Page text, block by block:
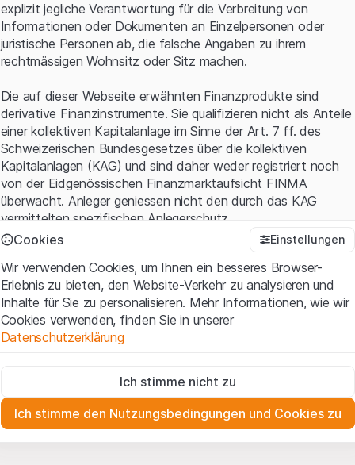
explizit jegliche Verantwortung für die Verbreitung von
Informationen oder Dokumenten an Einzelpersonen oder
juristische Personen ab, die falsche Angaben zu ihrem
rechtmässigen Wohnsitz oder Sitz machen.
Die auf dieser Webseite erwähnten Finanzprodukte sind
derivative Finanzinstrumente. Sie qualifizieren nicht als Anteile
einer kollektiven Kapitalanlage im Sinne der Art. 7 ff. des
Schweizerischen Bundesgesetzes über die kollektiven
Kapitalanlagen (KAG) und sind daher weder registriert noch
von der Eidgenössischen Finanzmarktaufsicht FINMA
überwacht. Anleger geniessen nicht den durch das KAG
vermittelten spezifischen Anlegerschutz.
Mit dem Zugriff auf diese Website der Leonteq Securities AG
(die "Website") erklären Sie, dass Sie die rechtlichen
Informationen und die wichtigen Hinweise und
Nutzungsbedingungenverstanden haben und akzeptieren.
Wenn Sie mit den Nutzungsbedingungen nicht einverstanden
Sämtliche Immaterialgüterrechte (wie z.B. Urheber¬, Design¬
und Markenrechte) an dem auf der Website enthaltenen
Material liegen bei Leonteq Securities AG oder Plattform-
Cookies Einstellungen
Wir verwenden Cookies, um Ihnen ein besseres Browser-
Erlebnis zu bieten, den Website-Verkehr zu analysieren und
Inhalte für Sie zu personalisieren. Mehr Informationen, wie wir
Cookies verwenden, finden Sie in unserer
Datenschutzerklärung
Diese Cookies sind für die Website erforderlich und können nicht
deaktiviert werden.
Zu Analysezwecken
Diese Cookies verfolgen die Interaktionen der Website-
Ich stimme nicht zu
Ich stimme den Nutzungsbedingungen und Cookies zu